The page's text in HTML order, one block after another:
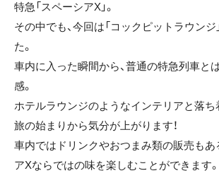
特急「スペーシアX」。
その中でも、今回は「コックピットラウンジ
た。
車内に入った瞬間から、普通の特急列車と
感。
ホテルラウンジのようなインテリアと落ち
旅の始まりから気分が上がります！
車内ではドリンクやおつまみ類の販売もあ
アXならではの味を楽しむことができます。